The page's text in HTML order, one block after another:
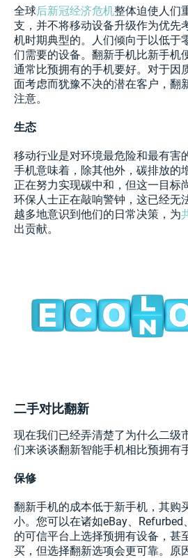
全球后新冠经济危机整体迫使人们
支，并不将移动设备升级作为优先
机时期典型的。人们倾向于以低于
们需要的设备。翻新手机比新手机
通常比预拥有的手机要好。对于因
面考虑而犹豫不决的潜在客户，翻
注意。
生态
移动行业是对环境最危险和最有害
手机意味着，除其他外，碳排放的
正在努力实现碳中和，但这一目标
环保人士正在敲响警钟，这已经无
越多地意识到他们的日常决策，为
出贡献。
二手对比翻新
现在我们已经弄清楚了为什么二级
们来谈谈翻新智能手机相比预拥有
保修
翻新手机的成本低于新手机，其购
小。您可以在诸如eBay、Refurbed
的可信平台上选择预拥有设备，甚
买，但选择翻新选项会更可靠。原